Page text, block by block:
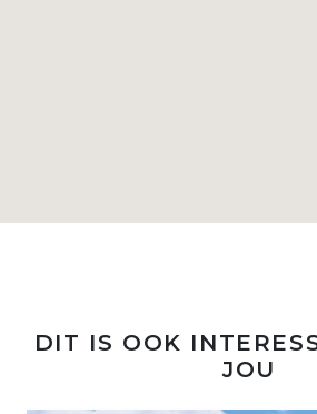
DIT IS OOK
JOU